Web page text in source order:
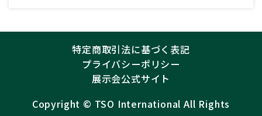
特定商取引法に基づく表記
プライバシーポリシー
展示会公式サイト
Copyright ©︎ TSO International All Rights